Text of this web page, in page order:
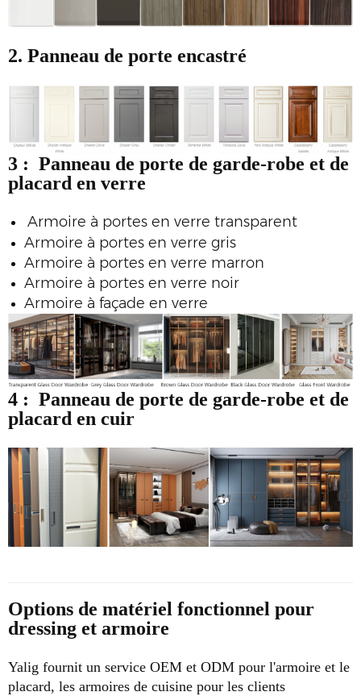
2. Panneau de porte encastré
3 : Panneau de porte de garde-robe et de
placard en verre
Armoire à portes en verre transparent
Armoire à portes en verre gris
Armoire à portes en verre marron
Armoire à portes en verre noir
Armoire à façade en verre
4 : Panneau de porte de garde-robe et de
placard en cuir
Options de matériel fonctionnel pour
dressing et armoire
Yalig fournit un service OEM et ODM pour l'armoire et le
placard, les armoires de cuisine pour les clients